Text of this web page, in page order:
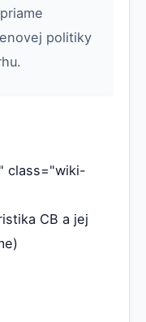
politiky
class="wiki-
CB a jej